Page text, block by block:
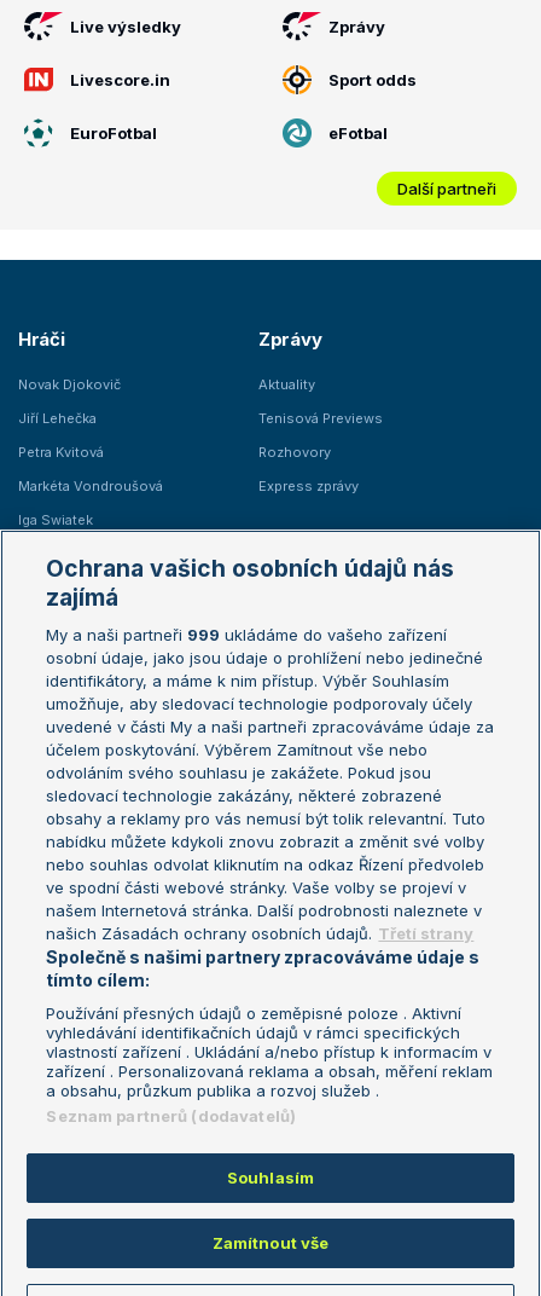
Live výsledky Zprávy
Livescore.in Sport odds
EuroFotbal eFotbal
Další partneři
Hráči
Novak Djokovič
Jiří Lehečka
Petra Kvitová
Markéta Vondroušová
Iga Swiatek
Zprávy
Aktuality
Tenisová Previews
Rozhovory
Express zprávy
Žebříčky
Žebříček ATP (muži)
Žebříček WTA (ženy)
Sázkařský žebříček
Australian Open
French Open
Wimbledon
US Open
Turnaj mistrů
Turnaj mistryň
Aktualní trendy
Fotbalové přestupy
Livesport Daily
LS Prague Open
Podmínky užití
Nastavení soukromí
GDPR a žurnalistika
Reklama
Kontakt
Informace o zpracování osobních
údajů
Copyright © 2008-2026 TenisPortal.cz. Využíváme zpravodajství ČTK.
Ochrana vašich osobních údajů nás
zajímá
My a naši partneři 999 ukládáme do vašeho zařízení
osobní údaje, jako jsou údaje o prohlížení nebo jedinečné
identifikátory, a máme k nim přístup. Výběr Souhlasím
umožňuje, aby sledovací technologie podporovaly účely
uvedené v části My a naši partneři zpracováváme údaje za
účelem poskytování. Výběrem Zamítnout vše nebo
odvoláním svého souhlasu je zakážete. Pokud jsou
sledovací technologie zakázány, některé zobrazené
obsahy a reklamy pro vás nemusí být tolik relevantní. Tuto
nabídku můžete kdykoli znovu zobrazit a změnit své volby
nebo souhlas odvolat kliknutím na odkaz Řízení předvoleb
ve spodní části webové stránky. Vaše volby se projeví v
našem Internetová stránka. Další podrobnosti naleznete v
našich Zásadách ochrany osobních údajů. Třetí strany
Společně s našimi partnery zpracováváme údaje s
tímto cílem:
Používání přesných údajů o zeměpisné poloze . Aktivní
vyhledávání identifikačních údajů v rámci specifických
vlastností zařízení . Ukládání a/nebo přístup k informacím v
zařízení . Personalizovaná reklama a obsah, měření reklam
a obsahu, průzkum publika a rozvoj služeb .
Seznam partnerů (dodavatelů)
Souhlasím
Zamítnout vše